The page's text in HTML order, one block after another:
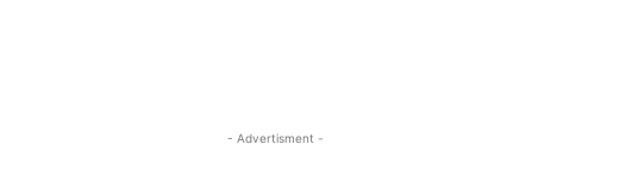
- Advertisment -